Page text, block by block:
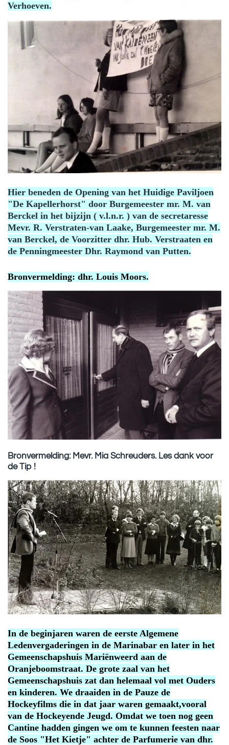
Verhoeven.
Hier beneden de Opening van het Huidige Paviljoen
"De Kapellerhorst" door Burgemeester mr. M. van
Berckel in het bijzijn ( v.l.n.r. ) van de secretaresse
Mevr. R. Verstraten-van Laake, Burgemeester mr. M.
van Berckel, de Voorzitter dhr. Hub. Verstraaten en
de Penningmeester Dhr. Raymond van Putten.
Bronvermelding: dhr. Louis Moors.
Bronvermelding: Mevr. Mia Schreuders. Les dank voor
de Tip !
In de beginjaren waren de eerste Algemene
Ledenvergaderingen in de Marinabar en later in het
Gemeenschapshuis Mariënweerd aan de
Oranjeboomstraat. De grote zaal van het
Gemeenschapshuis zat dan helemaal vol met Ouders
en kinderen. We draaiden in de Pauze de
Hockeyfilms die in dat jaar waren gemaakt,vooral
van de Hockeyende Jeugd. Omdat we toen nog geen
Cantine hadden gingen we om te kunnen feesten naar
de Soos "Het Kietje" achter de Parfumerie van dhr.